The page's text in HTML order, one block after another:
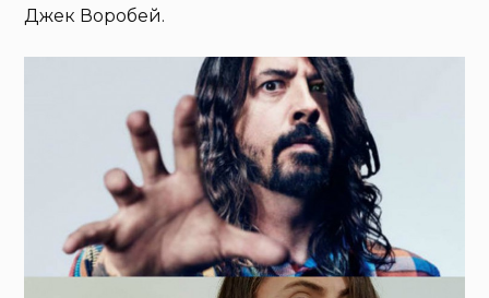
Джек Воробей.